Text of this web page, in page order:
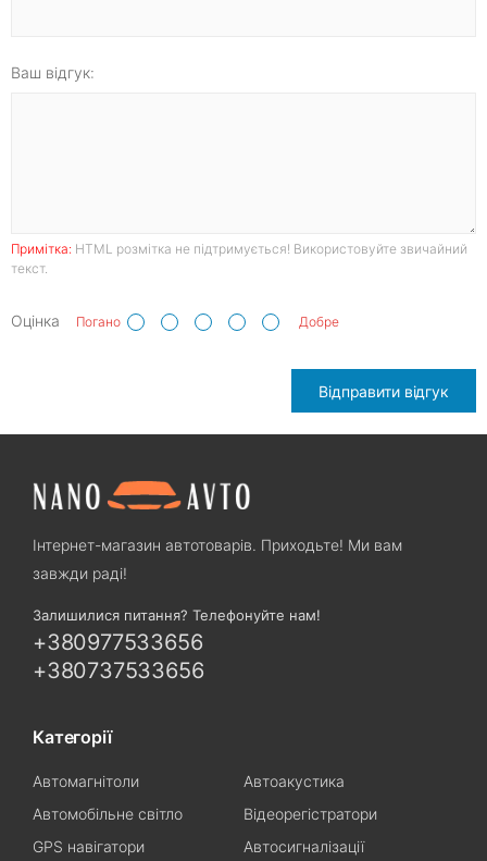
Ваш відгук:
Примітка: HTML розмітка не підтримується! Використовуйте звичайний
текст.
Оцінка Погано Добре
Відправити відгук
Інтернет-магазин автотоварів. Приходьте! Ми вам
завжди раді!
Залишилися питання? Телефонуйте нам!
+380977533656
+380737533656
Категорії
Автомагнітоли
Автоакустика
Автомобільне світло
Відеорегістратори
GPS навігатори
Автосигналізації